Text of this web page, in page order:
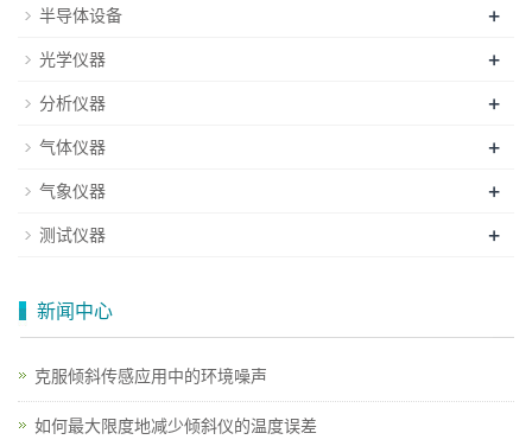
半导体设备 +
光学仪器 +
分析仪器 +
气体仪器 +
气象仪器 +
测试仪器 +
新闻中心
克服倾斜传感应用中的环境噪声
如何最大限度地减少倾斜仪的温度误差